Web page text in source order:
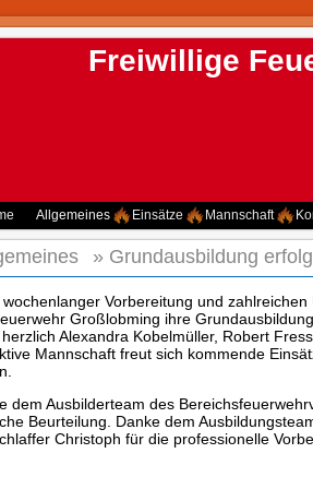
Freiwillige
Allgemeines Einsätze Mannschaft
» Grundausbildung
wochenlanger Vorbereitung und
Großlobming ihre
Alexandra Kobelmüller, Robert
Mannschaft freut sich kommende
dem Ausbilderteam des
Beurteilung. Danke dem
Christoph für die professionelle